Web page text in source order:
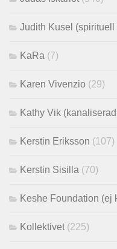
Judith Kusel (spirituell
KaRa (7)
Karen Vivenzio (29)
Kathy Vik
Kerstin Eriksson (107)
Kerstin Sisilla (70)
Keshe Foundation (ej
Kollektivet (225)